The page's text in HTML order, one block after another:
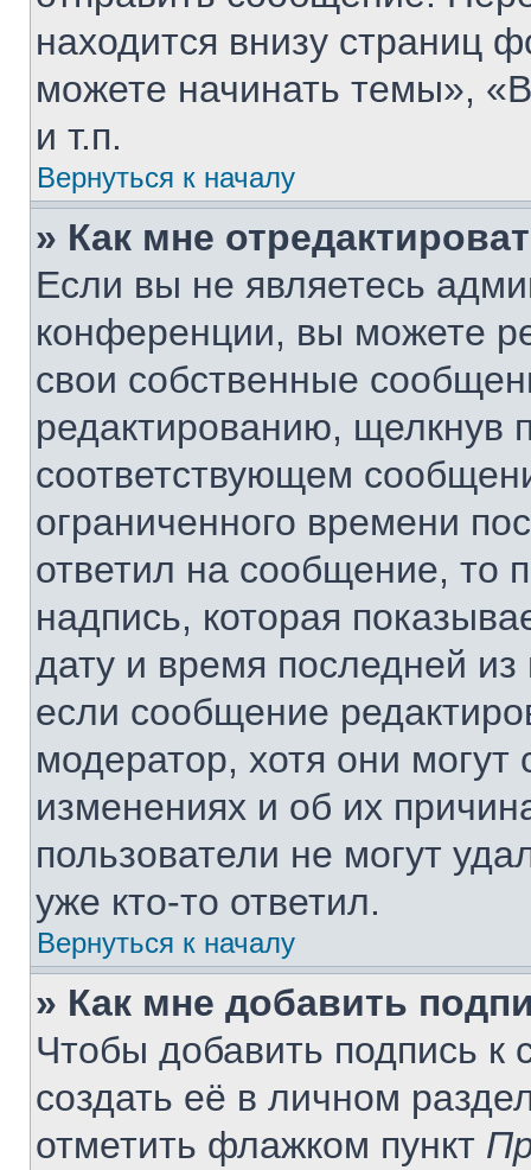
находится внизу
можете начинать темы»,
и т.п.
Вернуться к началу
» Как мне
Если вы не являетесь
конференции, вы можете
свои собственные
редактированию, щелкнув
соответствующем
ограниченного времени
ответил на сообщение, то
надпись, которая
дату и время последней
если сообщение
модератор, хотя они
изменениях и об их
пользователи не могут
уже кто-то ответил.
Вернуться к началу
» Как мне добавить
Чтобы добавить подпись
создать её в личном
отметить флажком пункт